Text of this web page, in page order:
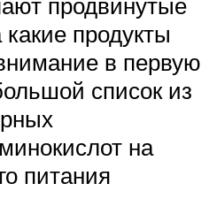
продвинутые
продукты
в первую
список из
на
питания